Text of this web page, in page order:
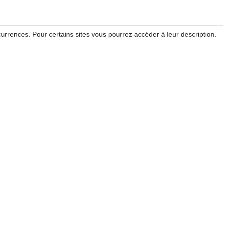
Pour certains sites vous pourrez accéder à leur description.